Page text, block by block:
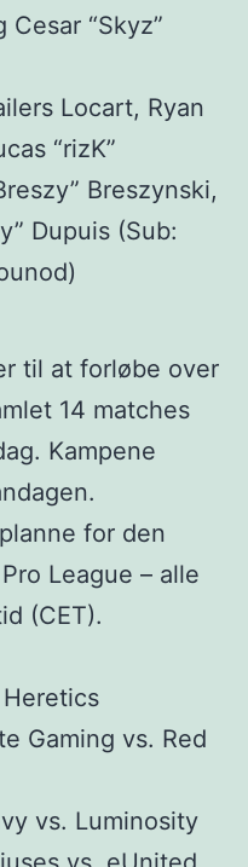
Cesar “Skyz”
Locart, Ryan
“rizK”
Breszynski,
Dupuis (Sub:
til at forløbe over
14 matches
Kampene
for den
League – alle
(CET).
Gaming vs. Red
vs. Luminosity